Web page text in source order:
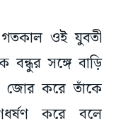
ওই যুবতী
সঙ্গে বাড়ি
জোর করে তাঁকে
করে বলে